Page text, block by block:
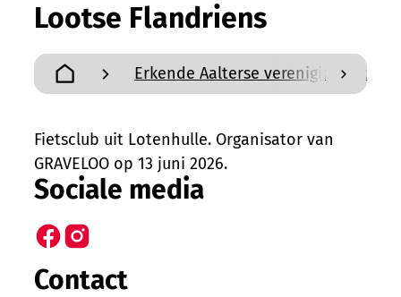
Lootse Flandriens
scroll
Startpagina
Erkende Aalterse verenigingen en
Fietsclub uit Lotenhulle. Organisator van
GRAVELOO op 13 juni 2026.
Sociale media
FacebookInstagram
Contact